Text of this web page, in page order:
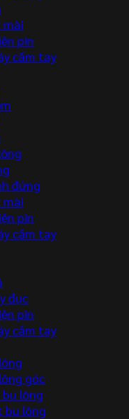
mài
pin
cầm tay
đứng
mài
pin
cầm tay
đục
pin
cầm tay
góc
lông
bu lông